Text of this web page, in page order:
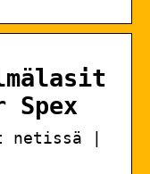
Spex
netissä |